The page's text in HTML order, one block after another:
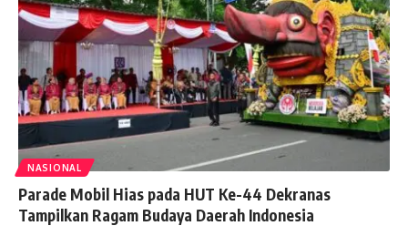
NASIONAL
Parade Mobil Hias pada HUT Ke-44 Dekranas
Tampilkan Ragam Budaya Daerah Indonesia